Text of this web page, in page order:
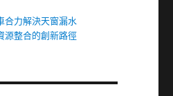
合力解決天窗漏水
源整合的創新路徑